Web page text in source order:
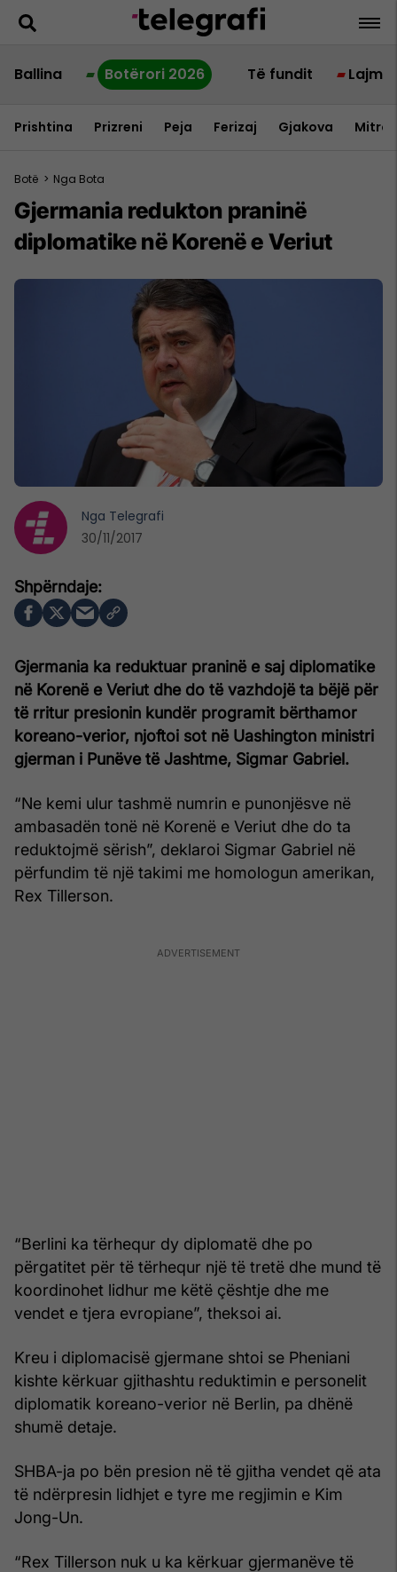
Ballina Botërori 2026 Të fundit Lajme
Prishtina Prizreni Peja Ferizaj Gjakova
Botë > Nga Bota
Gjermania redukton praninë
diplomatike në Korenë e Veriut
Gjermania ka reduktuar praninë e saj diplomatike
në Korenë e Veriut dhe do të vazhdojë ta bëjë për
të rritur presionin kundër programit bërthamor
koreano-verior, njoftoi sot në Uashington ministri
gjerman i Punëve të Jashtme, Sigmar Gabriel.
“Ne kemi ulur tashmë numrin e punonjësve në
ambasadën tonë në Korenë e Veriut dhe do ta
reduktojmë sërish”, deklaroi Sigmar Gabriel në
përfundim të një takimi me homologun amerikan,
Rex Tillerson.
“Berlini ka tërhequr dy diplomatë dhe po
përgatitet për të tërhequr një të tretë dhe mund të
koordinohet lidhur me këtë çështje dhe me
vendet e tjera evropiane”, theksoi ai.
Kreu i diplomacisë gjermane shtoi se Pheniani
kishte kërkuar gjithashtu reduktimin e personelit
diplomatik koreano-verior në Berlin, pa dhënë
shumë detaje.
SHBA-ja po bën presion në të gjitha vendet që ata
të ndërpresin lidhjet e tyre me regjimin e Kim
Jong-Un.
“Rex Tillerson nuk u ka kërkuar gjermanëve të
Nga Telegrafi
30/11/2017